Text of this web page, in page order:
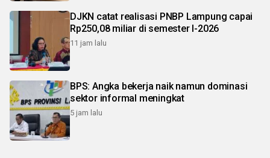
DJKN catat realisasi PNBP Lampung capai
Rp250,08 miliar di semester I-2026
11 jam lalu
BPS: Angka bekerja naik namun dominasi
sektor informal meningkat
5 jam lalu